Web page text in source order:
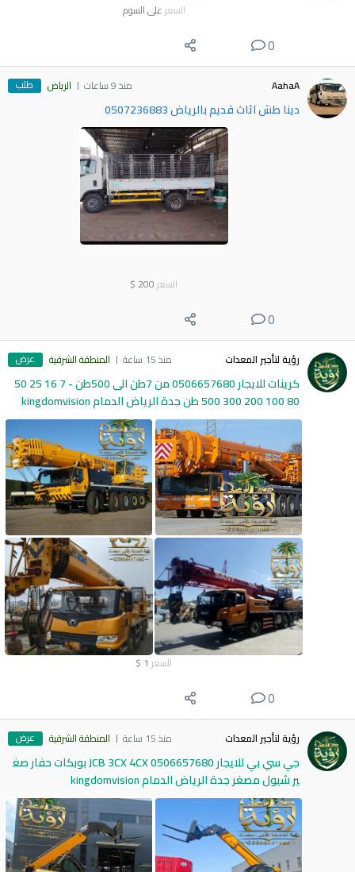
السعر على السوم
0
AahaA منذ 9 ساعات الرياض طلب
دينا طش اثاث قديم بالرياض 0507236883
السعر 200
$
0
رؤية لتأجير المعدات منذ 15 ساعة المنطقة الشرقية عرض
كرينات للايجار 0506657680 من 7طن الى 500طن - 7 16 25 50
80 100 200 300 500 طن جدة الرياض الدمام kingdomvision
السعر 1
$
0
رؤية لتأجير المعدات منذ 15 ساعة المنطقة الشرقية عرض
جي سي بي للايجار 0506657680 JCB 3CX 4CX بوبكات حفار صغ
ير شيول مصغر جدة الرياض الدمام kingdomvision